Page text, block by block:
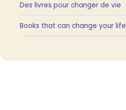
Des livres pour changer de vie
Books that can change your life